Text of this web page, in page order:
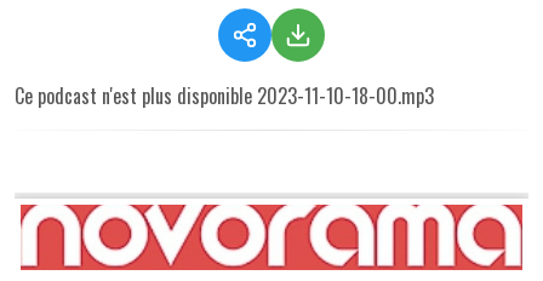
Ce podcast n'est plus disponible 2023-11-10-18-00.mp3